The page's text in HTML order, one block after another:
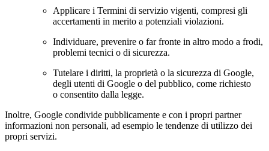
Applicare i Termini di servizio vigenti, compresi gli
accertamenti in merito a potenziali violazioni.
Individuare, prevenire o far fronte in altro modo a frodi,
problemi tecnici o di sicurezza.
Tutelare i diritti, la proprietà o la sicurezza di Google,
degli utenti di Google o del pubblico, come richiesto
o consentito dalla legge.
Inoltre, Google condivide pubblicamente e con i propri partner
informazioni non personali, ad esempio le tendenze di utilizzo dei
propri servizi.